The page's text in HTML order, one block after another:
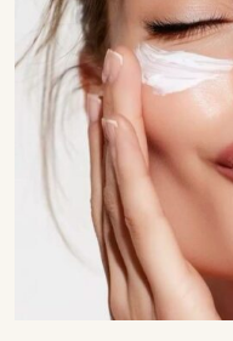
TikTok
X(Twitter)